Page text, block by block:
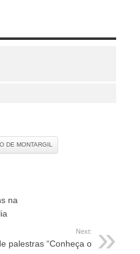
DE MONTARGIL
na
Next:
palestras “Conheça o